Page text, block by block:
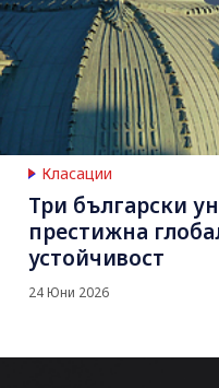
Класации
Три български
престижна
устойчивост
24 Юни 2026